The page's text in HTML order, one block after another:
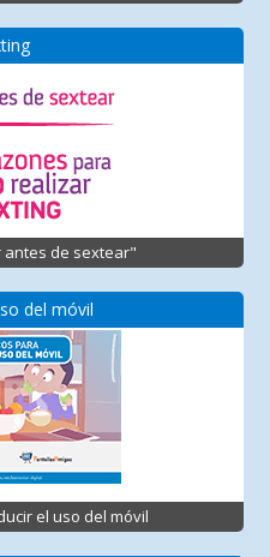
antes de sextear"
del móvil
el uso del móvil